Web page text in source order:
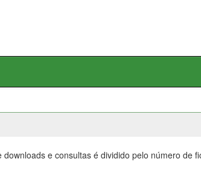
e consultas é dividido pelo número de